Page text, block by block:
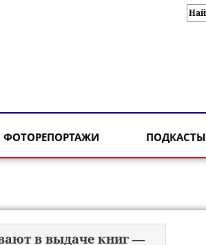
ФОТОРЕПОРТАЖИ ПОДКАСТЫ
в выдаче книг —